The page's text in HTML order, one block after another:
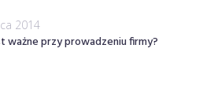
2014
ważne przy prowadzeniu firmy?